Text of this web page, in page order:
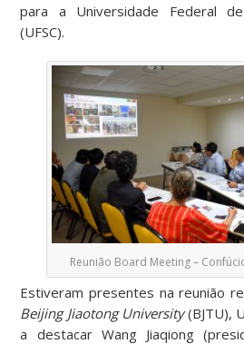
para a Universidade Federal
(UFSC).
Reunião Board Meeting –
Estiveram presentes na reunião
Beijing Jiaotong University(BJTU),
a destacar Wang Jiaqiong